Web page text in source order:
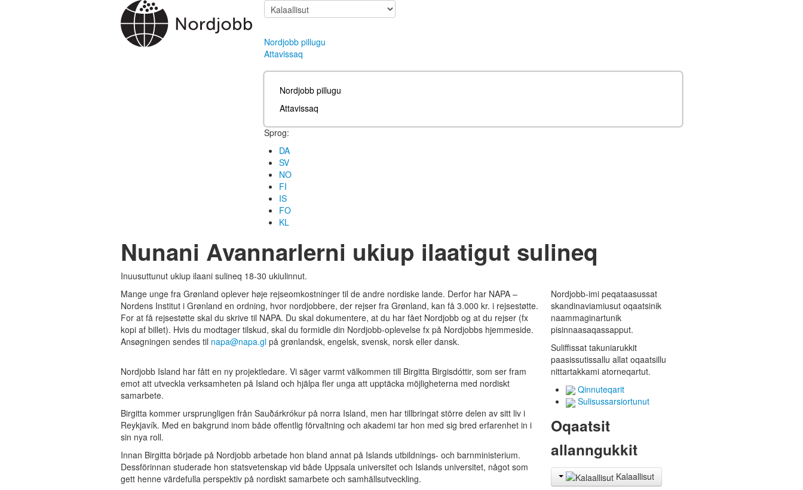
Nordjobb pillugu
Attavissaq
Nordjobb pillugu
Attavissaq
Sprog:
DA
SV
NO
FI
IS
FO
KL
Nunani Avannarlerni ukiup ilaatigut sulineq
Inuusuttunut ukiup ilaani sulineq 18-30 ukiulinnut.
Mange unge fra Grønland oplever høje rejseomkostninger til de andre nordiske lande. Derfor har NAPA –
Nordens Institut i Grønland en ordning, hvor nordjobbere, der rejser fra Grønland, kan få 3.000 kr. i rejsestøtte.
For at få rejsestøtte skal du skrive til NAPA. Du skal dokumentere, at du har fået Nordjobb og at du rejser (fx
kopi af billet). Hvis du modtager tilskud, skal du formidle din Nordjobb-oplevelse fx på Nordjobbs hjemmeside.
Ansøgningen sendes til napa@napa.gl på grønlandsk, engelsk, svensk, norsk eller dansk.
Nordjobb Island har fått en ny projektledare. Vi säger varmt välkommen till Birgitta Birgisdóttir, som ser fram
emot att utveckla verksamheten på Island och hjälpa fler unga att upptäcka möjligheterna med nordiskt
samarbete.
Birgitta kommer ursprungligen från Sauðárkrókur på norra Island, men har tillbringat större delen av sitt liv i
Reykjavík. Med en bakgrund inom både offentlig förvaltning och akademi tar hon med sig bred erfarenhet in i
sin nya roll.
Innan Birgitta började på Nordjobb arbetade hon bland annat på Islands utbildnings- och barnministerium.
Dessförinnan studerade hon statsvetenskap vid både Uppsala universitet och Islands universitet, något som
gett henne värdefulla perspektiv på nordiskt samarbete och samhällsutveckling.
Nordjobb-imi peqataasussat
skandinaviamiusut oqaatsinik
naammaginartunik
pisinnaasaqassapput.
Suliffissat takuniarukkit
paasissutissallu allat oqaatsillu
nittartakkami atorneqartut.
Qinnuteqarit
Sulisussarsiortunut
Oqaatsit
allanngukkit
Kalaallisut